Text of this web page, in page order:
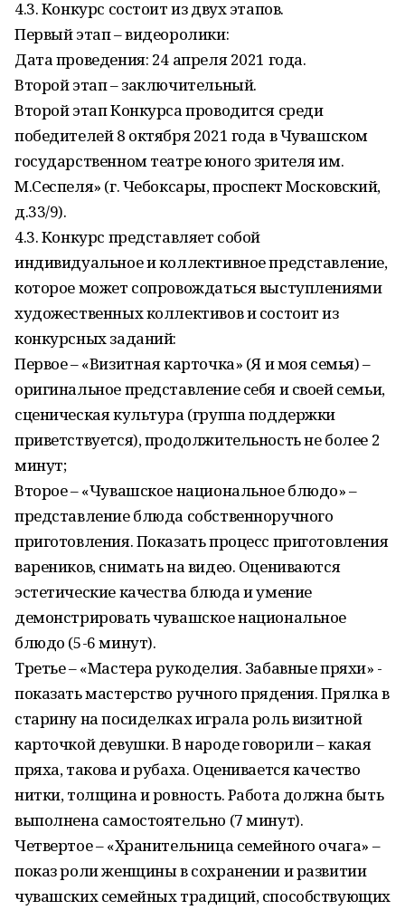
4.3. Конкурс состоит из двух этапов.
Первый этап – видеоролики:
Дата проведения: 24 апреля 2021 года.
Второй этап – заключительный.
Второй этап Конкурса проводится среди
победителей 8 октября 2021 года в Чувашском
государственном театре юного зрителя им.
М.Сеспеля» (г. Чебоксары, проспект Московский,
д.33/9).
4.3. Конкурс представляет собой
индивидуальное и коллективное представление,
которое может сопровождаться выступлениями
художественных коллективов и состоит из
конкурсных заданий:
Первое – «Визитная карточка» (Я и моя семья) –
оригинальное представление себя и своей семьи,
сценическая культура (группа поддержки
приветствуется), продолжительность не более 2
минут;
Второе – «Чувашское национальное блюдо» –
представление блюда собственноручного
приготовления. Показать процесс приготовления
вареников, снимать на видео. Оцениваются
эстетические качества блюда и умение
демонстрировать чувашское национальное
блюдо (5-6 минут).
Третье – «Мастера рукоделия. Забавные пряхи» -
показать мастерство ручного прядения. Прялка в
старину на посиделках играла роль визитной
карточкой девушки. В народе говорили – какая
пряха, такова и рубаха. Оценивается качество
нитки, толщина и ровность. Работа должна быть
выполнена самостоятельно (7 минут).
Четвертое – «Хранительница семейного очага» –
показ роли женщины в сохранении и развитии
чувашских семейных традиций, способствующих